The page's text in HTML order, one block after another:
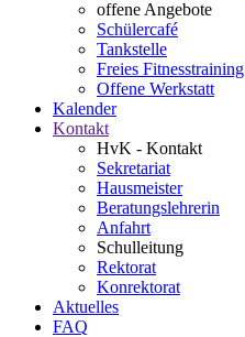
offene Angebote
Schülercafé
Tankstelle
Freies Fitnesstraining
Offene Werkstatt
Kalender
Kontakt
HvK - Kontakt
Sekretariat
Hausmeister
Beratungslehrerin
Anfahrt
Schulleitung
Rektorat
Konrektorat
Aktuelles
FAQ